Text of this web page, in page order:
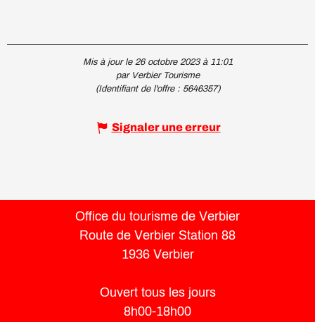
Mis à jour le 26 octobre 2023 à 11:01
par Verbier Tourisme
(Identifiant de l'offre : 5646357)
Signaler une erreur
Office du tourisme de Verbier
Route de Verbier Station 88
1936 Verbier
Ouvert tous les jours
8h00-18h00